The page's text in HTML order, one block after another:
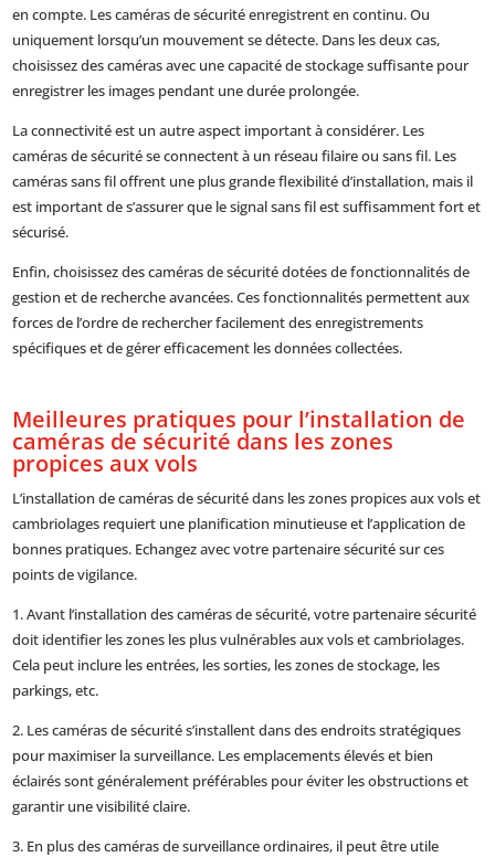
en compte. Les caméras de sécurité enregistrent en continu. Ou
uniquement lorsqu’un mouvement se détecte. Dans les deux cas,
choisissez des caméras avec une capacité de stockage suffisante pour
enregistrer les images pendant une durée prolongée.
La connectivité est un autre aspect important à considérer. Les
caméras de sécurité se connectent à un réseau filaire ou sans fil. Les
caméras sans fil offrent une plus grande flexibilité d’installation, mais il
est important de s’assurer que le signal sans fil est suffisamment fort et
sécurisé.
Enfin, choisissez des caméras de sécurité dotées de fonctionnalités de
gestion et de recherche avancées. Ces fonctionnalités permettent aux
forces de l’ordre de rechercher facilement des enregistrements
spécifiques et de gérer efficacement les données collectées.
Meilleures pratiques pour l’installation de
caméras de sécurité dans les zones
propices aux vols
L’installation de caméras de sécurité dans les zones propices aux vols et
cambriolages requiert une planification minutieuse et l’application de
bonnes pratiques. Echangez avec votre partenaire sécurité sur ces
points de vigilance.
1. Avant l’installation des caméras de sécurité, votre partenaire sécurité
doit identifier les zones les plus vulnérables aux vols et cambriolages.
Cela peut inclure les entrées, les sorties, les zones de stockage, les
parkings, etc.
2. Les caméras de sécurité s’installent dans des endroits stratégiques
pour maximiser la surveillance. Les emplacements élevés et bien
éclairés sont généralement préférables pour éviter les obstructions et
garantir une visibilité claire.
3. En plus des caméras de surveillance ordinaires, il peut être utile